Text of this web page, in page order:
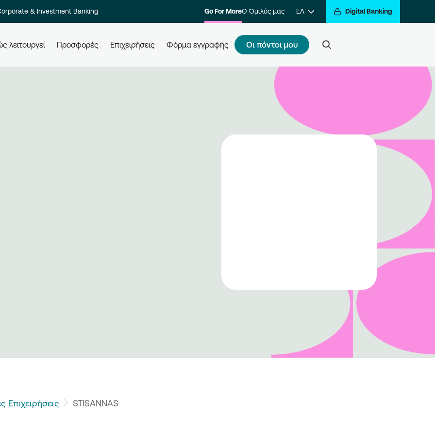
& Investment Banking Go For MoreΟ Όμιλός μας ΕΛ Digital Banking
λειτουργεί
Πώς κάνω εγγραφή
Ελάτε ένα βήμα πιο κοντά στην
επιβράβευση των συναλλαγών σας.
Εγγραφείτε στο πρόγραμμα και να
επιβράβευσης του Go For More.
Προσφορές Επιχειρήσεις Φόρμα εγγραφής Οι πόντοι μου
Επιχειρήσεις STISANNAS